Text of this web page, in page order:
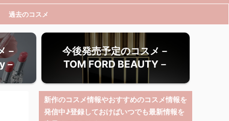
過去のコスメ
－
－
今後発売予定のコスメ－
TOM FORD BEAUTY－
新作のコスメ情報やおすすめのコスメ情報を
発信中♪登録しておけばいつでも最新情報を